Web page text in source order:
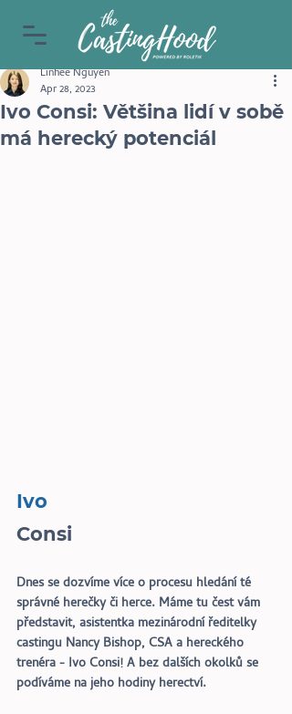
Ivo Consi: Většina lidí v sobě
má herecký potenciál
Linhee Nguyen
Apr 28, 2023
Ivo
Consi
Dnes se dozvíme více o procesu hledání té
správné herečky či herce. Máme tu čest vám
představit, asistentka mezinárodní ředitelky
castingu Nancy Bishop, CSA a hereckého
trenéra - Ivo Consi! A bez dalších okolků se
podíváme na jeho hodiny herectví.